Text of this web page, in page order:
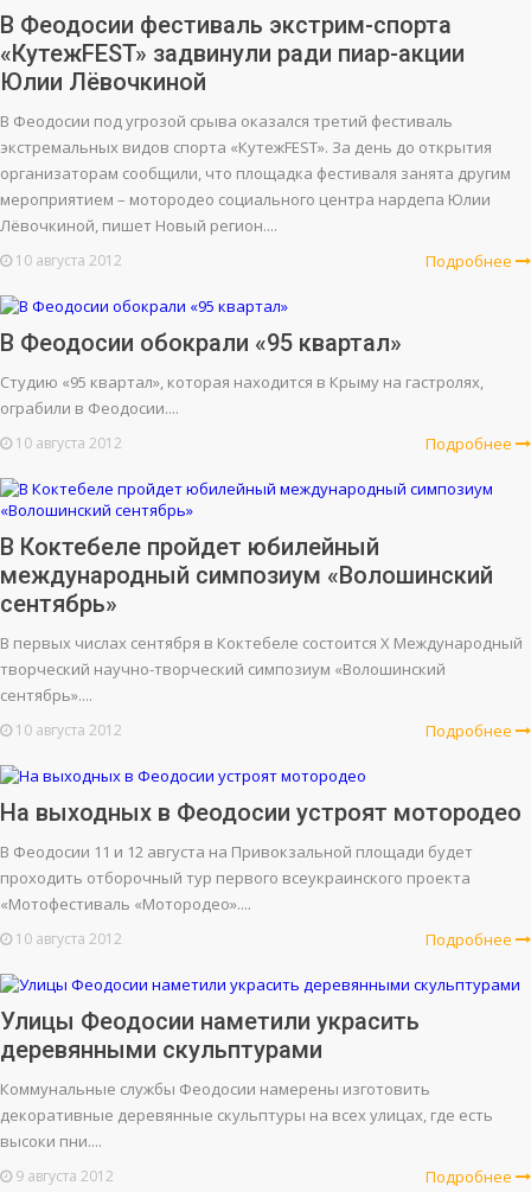
В Феодосии фестиваль экстрим-спорта
«КутежFEST» задвинули ради пиар-акции
Юлии Лёвочкиной
В Феодосии под угрозой срыва оказался третий фестиваль
экстремальных видов спорта «КутежFEST». За день до открытия
организаторам сообщили, что площадка фестиваля занята другим
мероприятием – мотородео социального центра нардепа Юлии
Лёвочкиной, пишет Новый регион....
Подробнее
10 августа 2012
В Феодосии обокрали «95 квартал»
Студию «95 квартал», которая находится в Крыму на гастролях,
ограбили в Феодосии....
Подробнее
10 августа 2012
В Коктебеле пройдет юбилейный
международный симпозиум «Волошинский
сентябрь»
В первых числах сентября в Коктебеле состоится X Международный
творческий научно-творческий симпозиум «Волошинский
сентябрь»....
Подробнее
10 августа 2012
На выходных в Феодосии устроят мотородео
В Феодосии 11 и 12 августа на Привокзальной площади будет
проходить отборочный тур первого всеукраинского проекта
«Мотофестиваль «Мотородео»....
Подробнее
10 августа 2012
Улицы Феодосии наметили украсить
деревянными скульптурами
Коммунальные службы Феодосии намерены изготовить
декоративные деревянные скульптуры на всех улицах, где есть
высоки пни....
Подробнее
9 августа 2012